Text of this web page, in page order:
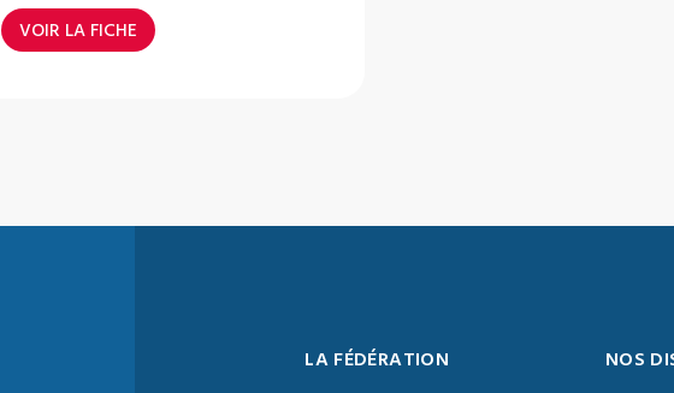
VOIR LA FICHE
LA FÉDÉRATION NOS